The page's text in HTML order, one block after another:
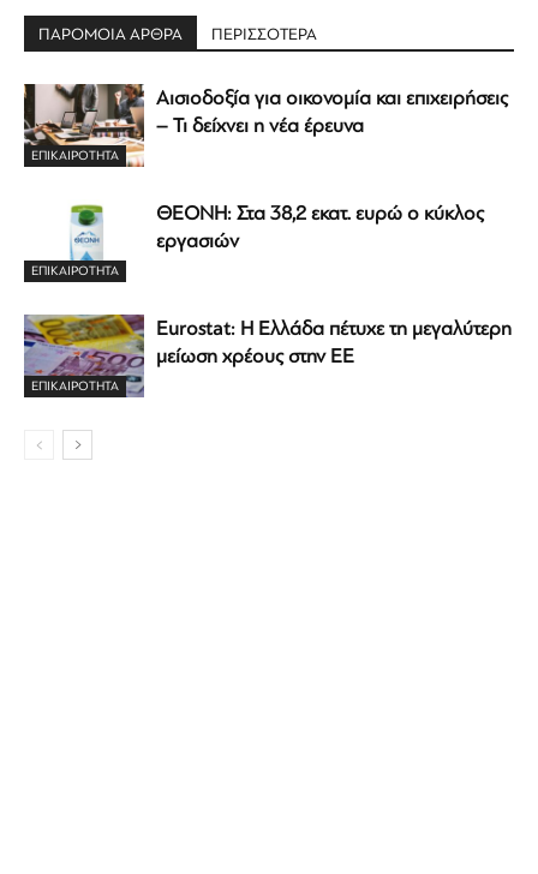
ΠΑΡΟΜΟΙΑ ΑΡΘΡΑ ΠΕΡΙΣΣΟΤΕΡΑ
ΕΠΙΚΑΙΡΟΤΗΤΑ
Αισιοδοξία για οικονομία και επιχειρήσεις
– Τι δείχνει η νέα έρευνα
ΕΠΙΚΑΙΡΟΤΗΤΑ
ΘΕΟΝΗ: Στα 38,2 εκατ. ευρώ ο κύκλος
εργασιών
ΕΠΙΚΑΙΡΟΤΗΤΑ
Eurostat: Η Ελλάδα πέτυχε τη μεγαλύτερη
μείωση χρέους στην ΕΕ